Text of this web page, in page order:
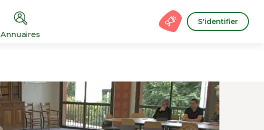
Annuaires
S'identifier